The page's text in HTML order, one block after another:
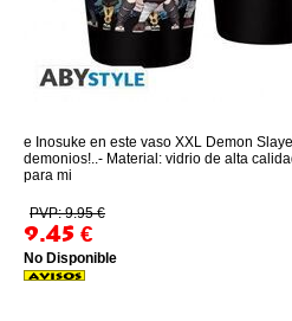
e Inosuke en este vaso XXL Demon
demonios!..- Material: vidrio de alta
para mi
PVP: 9.95 €
9.45 €
No Disponible